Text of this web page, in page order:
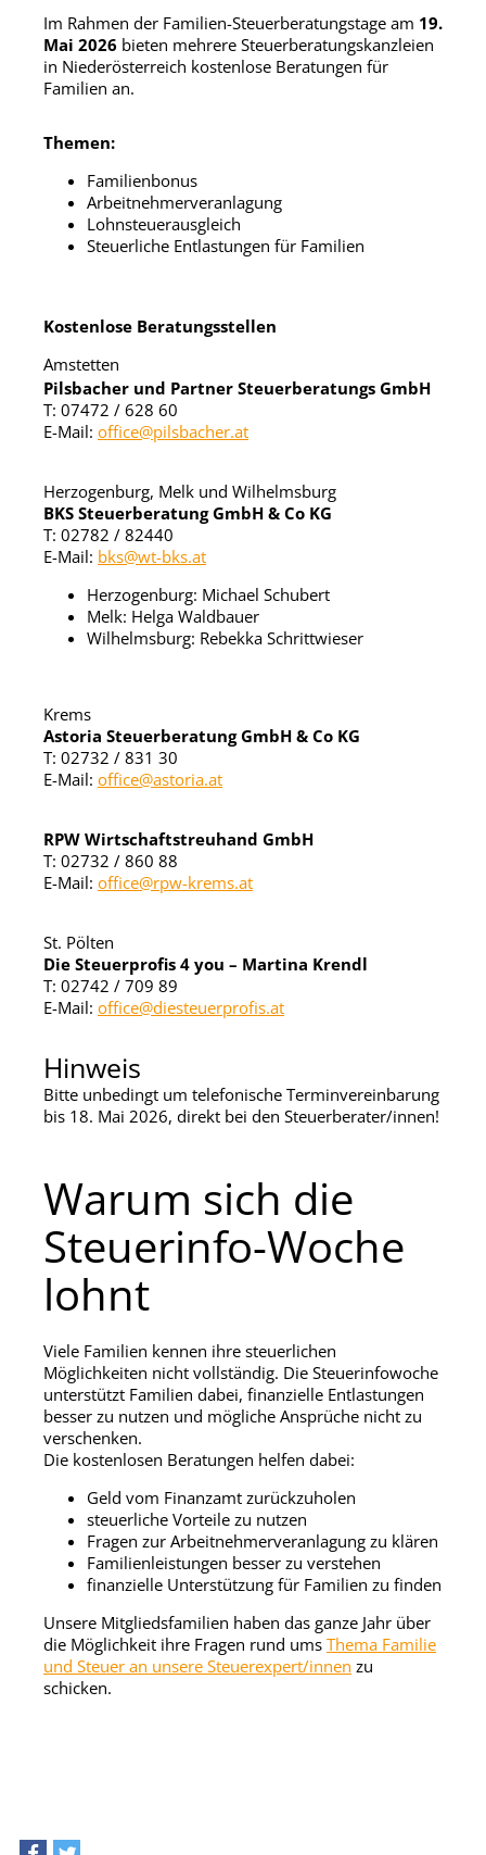
Im Rahmen der Familien-Steuerberatungstage am 19.
Mai 2026 bieten mehrere Steuerberatungskanzleien
in Niederösterreich kostenlose Beratungen für
Familien an.
Themen:
Familienbonus
Arbeitnehmerveranlagung
Lohnsteuerausgleich
Steuerliche Entlastungen für Familien
Kostenlose Beratungsstellen
Amstetten
Pilsbacher und Partner Steuerberatungs GmbH
T: 07472 / 628 60
E-Mail: office@pilsbacher.at
Herzogenburg, Melk und Wilhelmsburg
BKS Steuerberatung GmbH & Co KG
T: 02782 / 82440
E-Mail: bks@wt-bks.at
Herzogenburg: Michael Schubert
Melk: Helga Waldbauer
Wilhelmsburg: Rebekka Schrittwieser
Krems
Astoria Steuerberatung GmbH & Co KG
T: 02732 / 831 30
E-Mail: office@astoria.at
RPW Wirtschaftstreuhand GmbH
T: 02732 / 860 88
E-Mail: office@rpw-krems.at
St. Pölten
Die Steuerprofis 4 you – Martina Krendl
T: 02742 / 709 89
E-Mail: office@diesteuerprofis.at
Hinweis
Bitte unbedingt um telefonische Terminvereinbarung
bis 18. Mai 2026, direkt bei den Steuerberater/innen!
Warum sich die
Steuerinfo-Woche
lohnt
Viele Familien kennen ihre steuerlichen
Möglichkeiten nicht vollständig. Die Steuerinfowoche
unterstützt Familien dabei, finanzielle Entlastungen
besser zu nutzen und mögliche Ansprüche nicht zu
verschenken.
Die kostenlosen Beratungen helfen dabei:
Geld vom Finanzamt zurückzuholen
steuerliche Vorteile zu nutzen
Fragen zur Arbeitnehmerveranlagung zu klären
Familienleistungen besser zu verstehen
finanzielle Unterstützung für Familien zu finden
Unsere Mitgliedsfamilien haben das ganze Jahr über
die Möglichkeit ihre Fragen rund ums Thema Familie
und Steuer an unsere Steuerexpert/innen zu
schicken.